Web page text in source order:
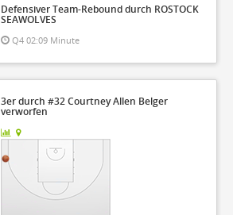
Defensiver Team-Rebound durch ROSTOCK
SEAWOLVES
Q4 02:09 Minute
3er durch #32 Courtney Allen Belger
verworfen